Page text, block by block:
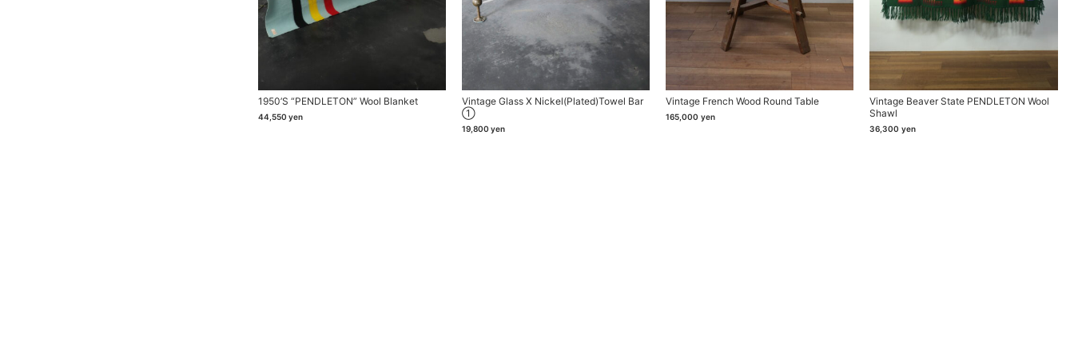
1950’s “PENDLETON” Wool Blanket
44,550 yen
Vintage Glass X Nickel(plated)towel Bar
①
19,800 yen
Vintage French Wood Round Table
165,000 yen
Vintage Beaver State PENDLETON Wool
Shawl
36,300 yen